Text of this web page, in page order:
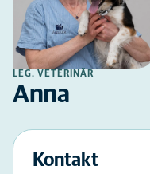
LEG. VETERINÄR
Anna
Kontakt